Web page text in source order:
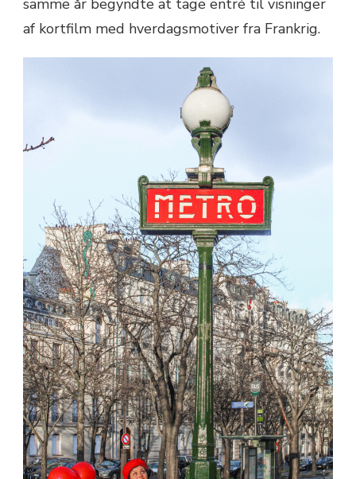
af kortfilm med hverdagsmotiver fra Frankrig.